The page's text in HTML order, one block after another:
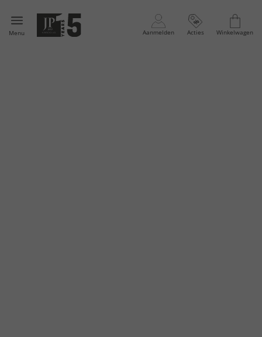
Menu Aanmelden Acties Winkelwagen